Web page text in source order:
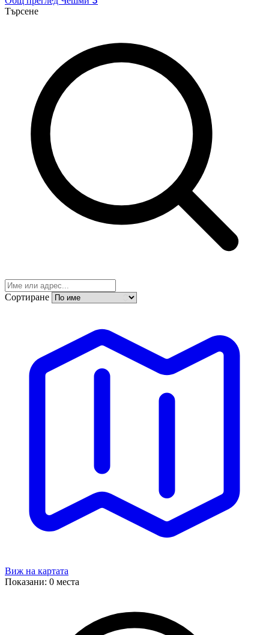
Търсене
Сортиране
Виж на картата
Показани: 0 места